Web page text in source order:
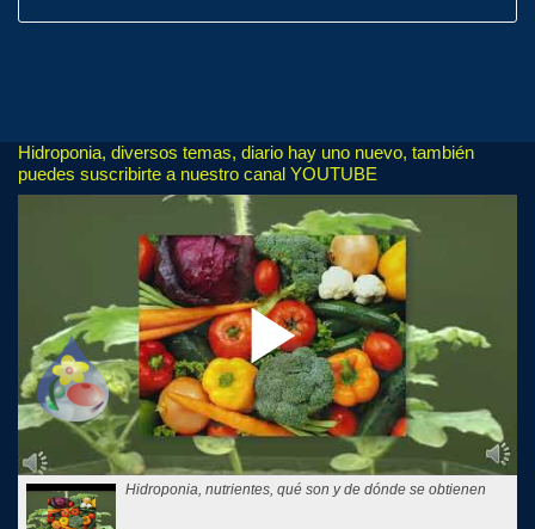
Hidroponia, diversos temas, diario hay uno nuevo, también
puedes suscribirte a nuestro canal YOUTUBE
Hidroponia, nutrientes, qué son y de dónde se obtienen